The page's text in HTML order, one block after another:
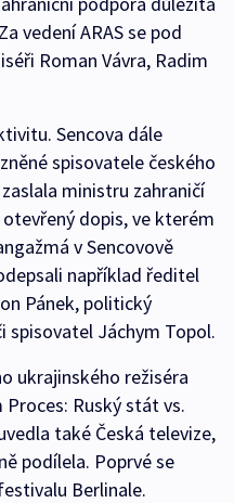
vedení ARAS se pod
Roman Vávra, Radim
Sencova dále
spisovatele českého
ministru zahraničí
dopis, ve kterém
v Sencovově
například ředitel
Pánek, politický
spisovatel Jáchym Topol.
ukrajinského režiséra
Ruský stát vs.
také Česká televize,
podílela. Poprvé se
Berlinale.